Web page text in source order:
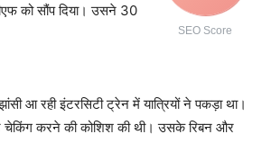
SEO Score
को सौंप दिया। उसने 30
आ रही इंटरसिटी ट्रेन में यात्रियों ने पकड़ा था।
करने की कोशिश की थी। उसके रिबन और